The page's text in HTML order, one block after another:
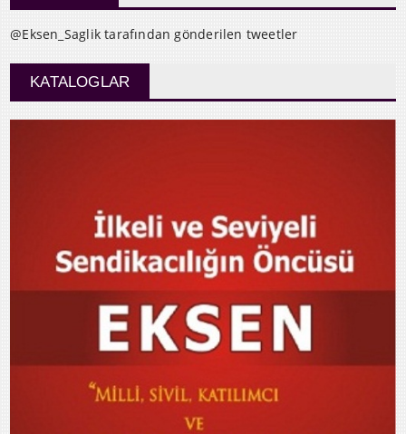
@Eksen_Saglik tarafından gönderilen tweetler
KATALOGLAR